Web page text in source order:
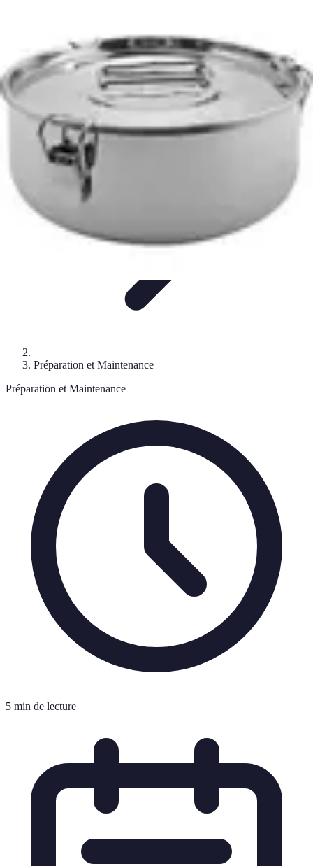
Conseils PratiquesConseils
Plombier Disponible
Préparation et Maintenance
Préparation et Maintenance
5 min de lecture